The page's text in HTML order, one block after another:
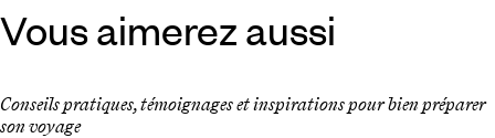
Vous aimerez aussi
Conseils pratiques, témoignages et inspirations pour bien préparer
son voyage